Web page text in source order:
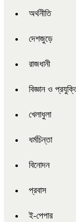
অর্থনীতি
দেশজুড়ে
রাজধানী
বিজ্ঞান ও
খেলাধুলা
ধর্মচিন্তা
বিনোদন
প্রবাস
ই-পেপার